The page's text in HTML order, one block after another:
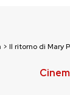
> Il ritorno di Mary